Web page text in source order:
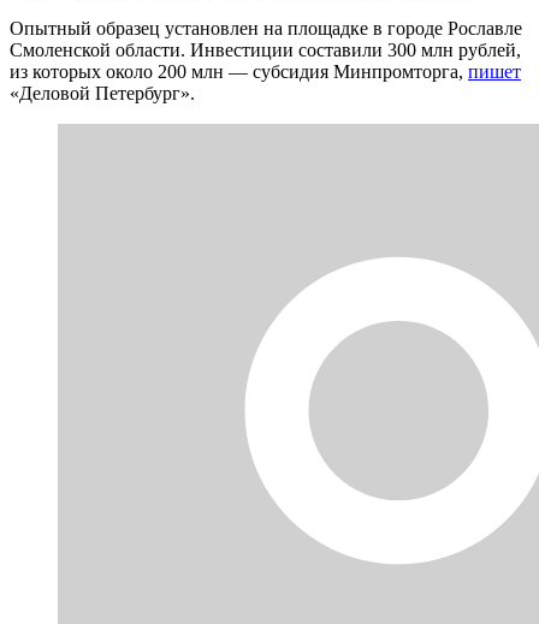
Опытный образец установлен на площадке в городе Рославле
Смоленской области. Инвестиции составили 300 млн рублей,
из которых около 200 млн — субсидия Минпромторга, пишет
«Деловой Петербург».